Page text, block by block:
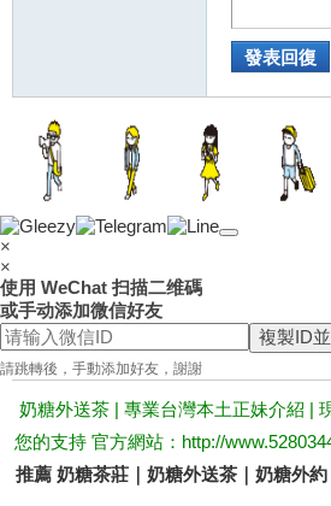
發表回復
×
×
使用 WeChat 扫描二维碼
或手动添加微信好友
複製ID
請跳轉後，手動添加好友，謝謝
奶糖外送茶 | 專業台灣本土正妹介紹 |
您的支持 官方網站：http://
推薦 奶糖茶莊｜奶糖外送茶｜奶糖外